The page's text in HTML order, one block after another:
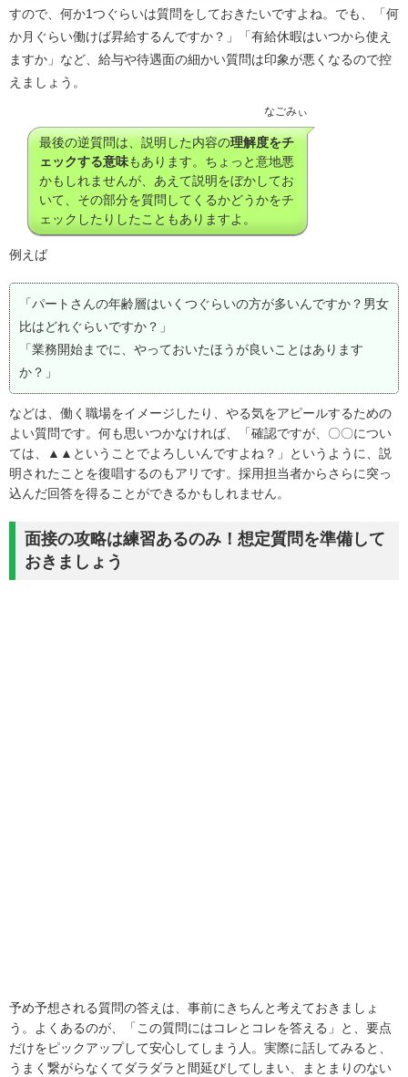
すので、何か1つぐらいは質問をしておきたいですよね。でも、「何
か月ぐらい働けば昇給するんですか？」「有給休暇はいつから使え
ますか」など、給与や待遇面の細かい質問は印象が悪くなるので控
えましょう。
なごみぃ
最後の逆質問は、説明した内容の理解度をチ
ェックする意味もあります。ちょっと意地悪
かもしれませんが、あえて説明をぼかしてお
いて、その部分を質問してくるかどうかをチ
ェックしたりしたこともありますよ。
例えば
「パートさんの年齢層はいくつぐらいの方が多いんですか？男女
比はどれぐらいですか？」
「業務開始までに、やっておいたほうが良いことはあります
か？」
などは、働く職場をイメージしたり、やる気をアピールするための
よい質問です。何も思いつかなければ、「確認ですが、〇〇につい
ては、▲▲ということでよろしいんですよね？」というように、説
明されたことを復唱するのもアリです。採用担当者からさらに突っ
込んだ回答を得ることができるかもしれません。
面接の攻略は練習あるのみ！想定質問を準備して
おきましょう
予め予想される質問の答えは、事前にきちんと考えておきましょ
う。よくあるのが、「この質問にはコレとコレを答える」と、要点
だけをピックアップして安心してしまう人。実際に話してみると、
うまく繋がらなくてダラダラと間延びしてしまい、まとまりのない